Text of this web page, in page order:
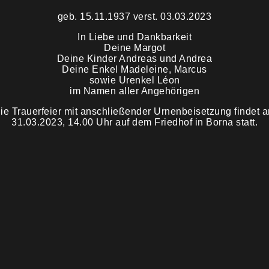
geb. 15.11.1937 verst. 03.03.2023
In Liebe und Dankbarkeit
Deine Margot
Deine Kinder Andreas und Andrea
Deine Enkel Madeleine, Marcus
sowie Urenkel Léon
im Namen aller Angehörigen
Trauerfeier mit anschließender Urnenbeisetzung findet
31.03.2023, 14.00 Uhr auf dem Friedhof in Borna statt.